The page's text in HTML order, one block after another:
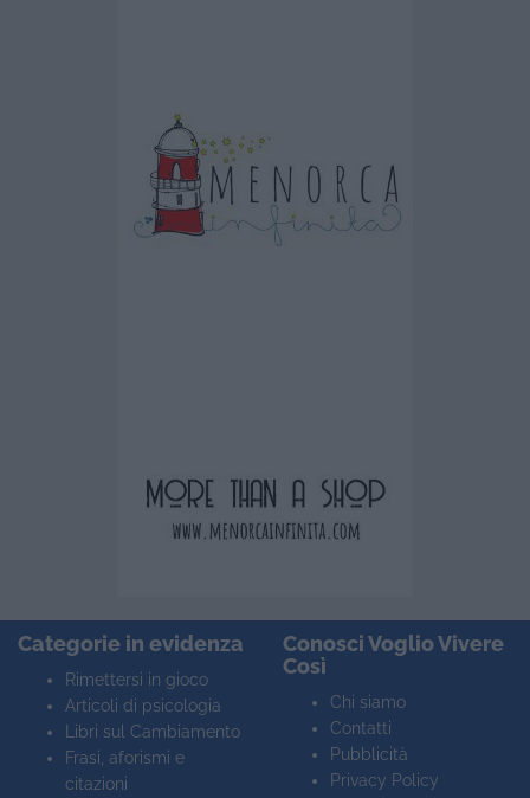
Categorie in evidenza
Rimettersi in gioco
Articoli di psicologia
Libri sul Cambiamento
Frasi, aforismi e
citazioni
Conosci Voglio Vivere
Così
Chi siamo
Contatti
Pubblicità
Privacy Policy